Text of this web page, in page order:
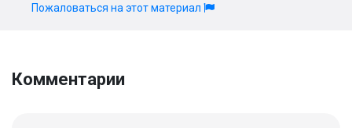
Пожаловаться на этот материал
Комментарии